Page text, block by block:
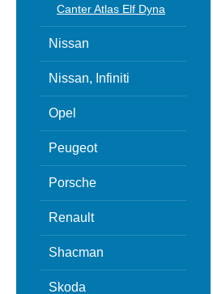
Canter Atlas Elf Dyna
Nissan
Nissan, Infiniti
Opel
Peugeot
Porsche
Renault
Shacman
Skoda